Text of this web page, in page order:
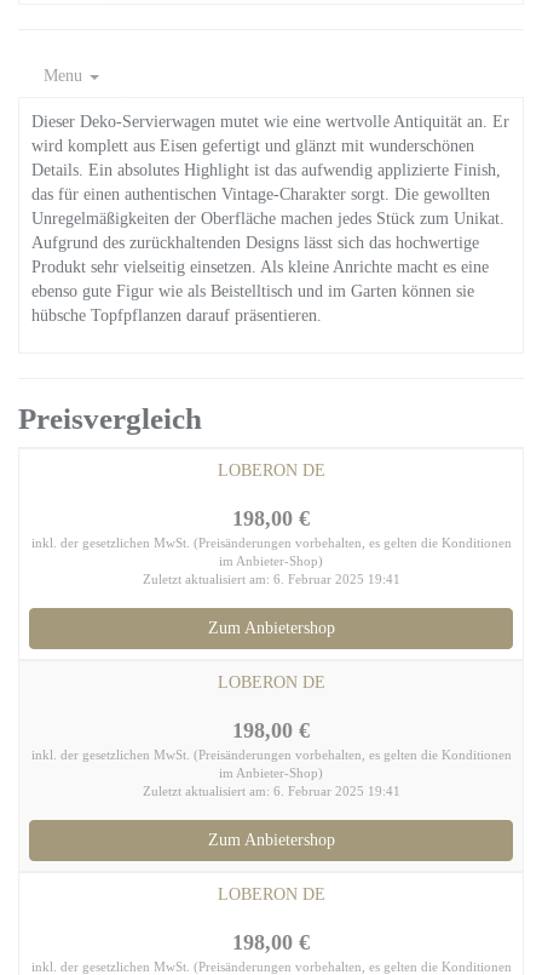
Menu
Dieser Deko-Servierwagen mutet wie eine wertvolle Antiquität an. Er
wird komplett aus Eisen gefertigt und glänzt mit wunderschönen
Details. Ein absolutes Highlight ist das aufwendig applizierte Finish,
das für einen authentischen Vintage-Charakter sorgt. Die gewollten
Unregelmäßigkeiten der Oberfläche machen jedes Stück zum Unikat.
Aufgrund des zurückhaltenden Designs lässt sich das hochwertige
Produkt sehr vielseitig einsetzen. Als kleine Anrichte macht es eine
ebenso gute Figur wie als Beistelltisch und im Garten können sie
hübsche Topfpflanzen darauf präsentieren.
Preisvergleich
LOBERON DE
198,00 €
inkl. der gesetzlichen MwSt. (Preisänderungen vorbehalten, es gelten die Konditionen
im Anbieter-Shop)
Zuletzt aktualisiert am: 6. Februar 2025 19:41
Zum Anbietershop
LOBERON DE
198,00 €
inkl. der gesetzlichen MwSt. (Preisänderungen vorbehalten, es gelten die Konditionen
im Anbieter-Shop)
Zuletzt aktualisiert am: 6. Februar 2025 19:41
Zum Anbietershop
LOBERON DE
198,00 €
inkl. der gesetzlichen MwSt. (Preisänderungen vorbehalten, es gelten die Konditionen